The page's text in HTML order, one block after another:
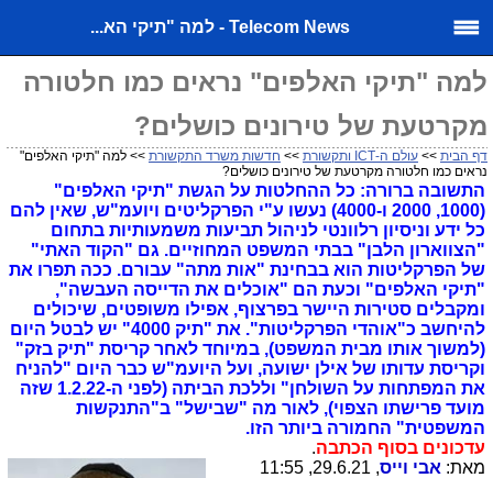
Telecom News - למה "תיקי הא...
למה "תיקי האלפים" נראים כמו חלטורה
מקרטעת של טירונים כושלים?
דף הבית >> עולם ה-ICT ותקשורת >> חדשות משרד התקשורת >> למה "תיקי האלפים"
נראים כמו חלטורה מקרטעת של טירונים כושלים?
התשובה ברורה: כל ההחלטות על הגשת "תיקי האלפים"
(1000, 2000 ו-4000) נעשו ע"י הפרקליטים ויועמ"ש, שאין להם
כל ידע וניסיון רלוונטי לניהול תביעות משמעותיות בתחום
"הצווארון הלבן" בבתי המשפט המחוזיים. גם "הקוד האתי"
של הפרקליטות הוא בבחינת "אות מתה" עבורם. ככה תפרו את
"תיקי האלפים" וכעת הם "אוכלים את הדייסה העבשה",
ומקבלים סטירות היישר בפרצוף, אפילו משופטים, שיכולים
להיחשב כ"אוהדי הפרקליטות". את "תיק 4000" יש לבטל היום
(למשוך אותו מבית המשפט), במיוחד לאחר קריסת "תיק בזק"
וקריסת עדותו של אילן ישועה, ועל היועמ"ש כבר היום "להניח
את המפתחות על השולחן" וללכת הביתה (לפני ה-1.2.22 שזה
מועד פרישתו הצפוי), לאור מה "שבישל" ב"התנקשות
המשפטית" החמורה ביותר הזו.
עדכונים בסוף הכתבה.
מאת: אבי וייס, 29.6.21, 11:55